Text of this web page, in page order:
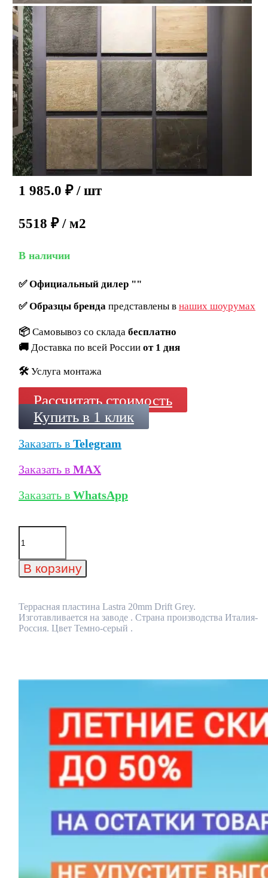
1 985.0 ₽ / шт
5518 ₽ / м2
В наличии
✅Официальный дилер ""
✅Образцы брендапредставлены в наших шоурумах
📦 Самовывоз со склада бесплатно
🚚 Доставка по всей России от 1 дня
🛠️ Услуга монтажа
Рассчитать стоимость
Купить в 1 клик
Заказать в Telegram
Заказать в MAX
Заказать в WhatsApp
Количество
товара
пластина
Lastra
Grey
В корзину
Террасная пластина Lastra 20mm Drift Grey.
Изготавливается на заводе . Страна производства Италия-
Россия. Цвет Темно-серый .